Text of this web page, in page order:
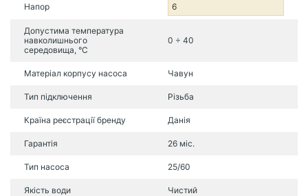
Напор 6
Допустима температура
навколишнього
середовища, °C
0 ÷ 40
Матеріал корпусу насоса Чавун
Тип підключення Різьба
Країна реєстрації бренду Данія
Гарантія 26 міс.
Тип насоса 25/60
Якість води Чистий